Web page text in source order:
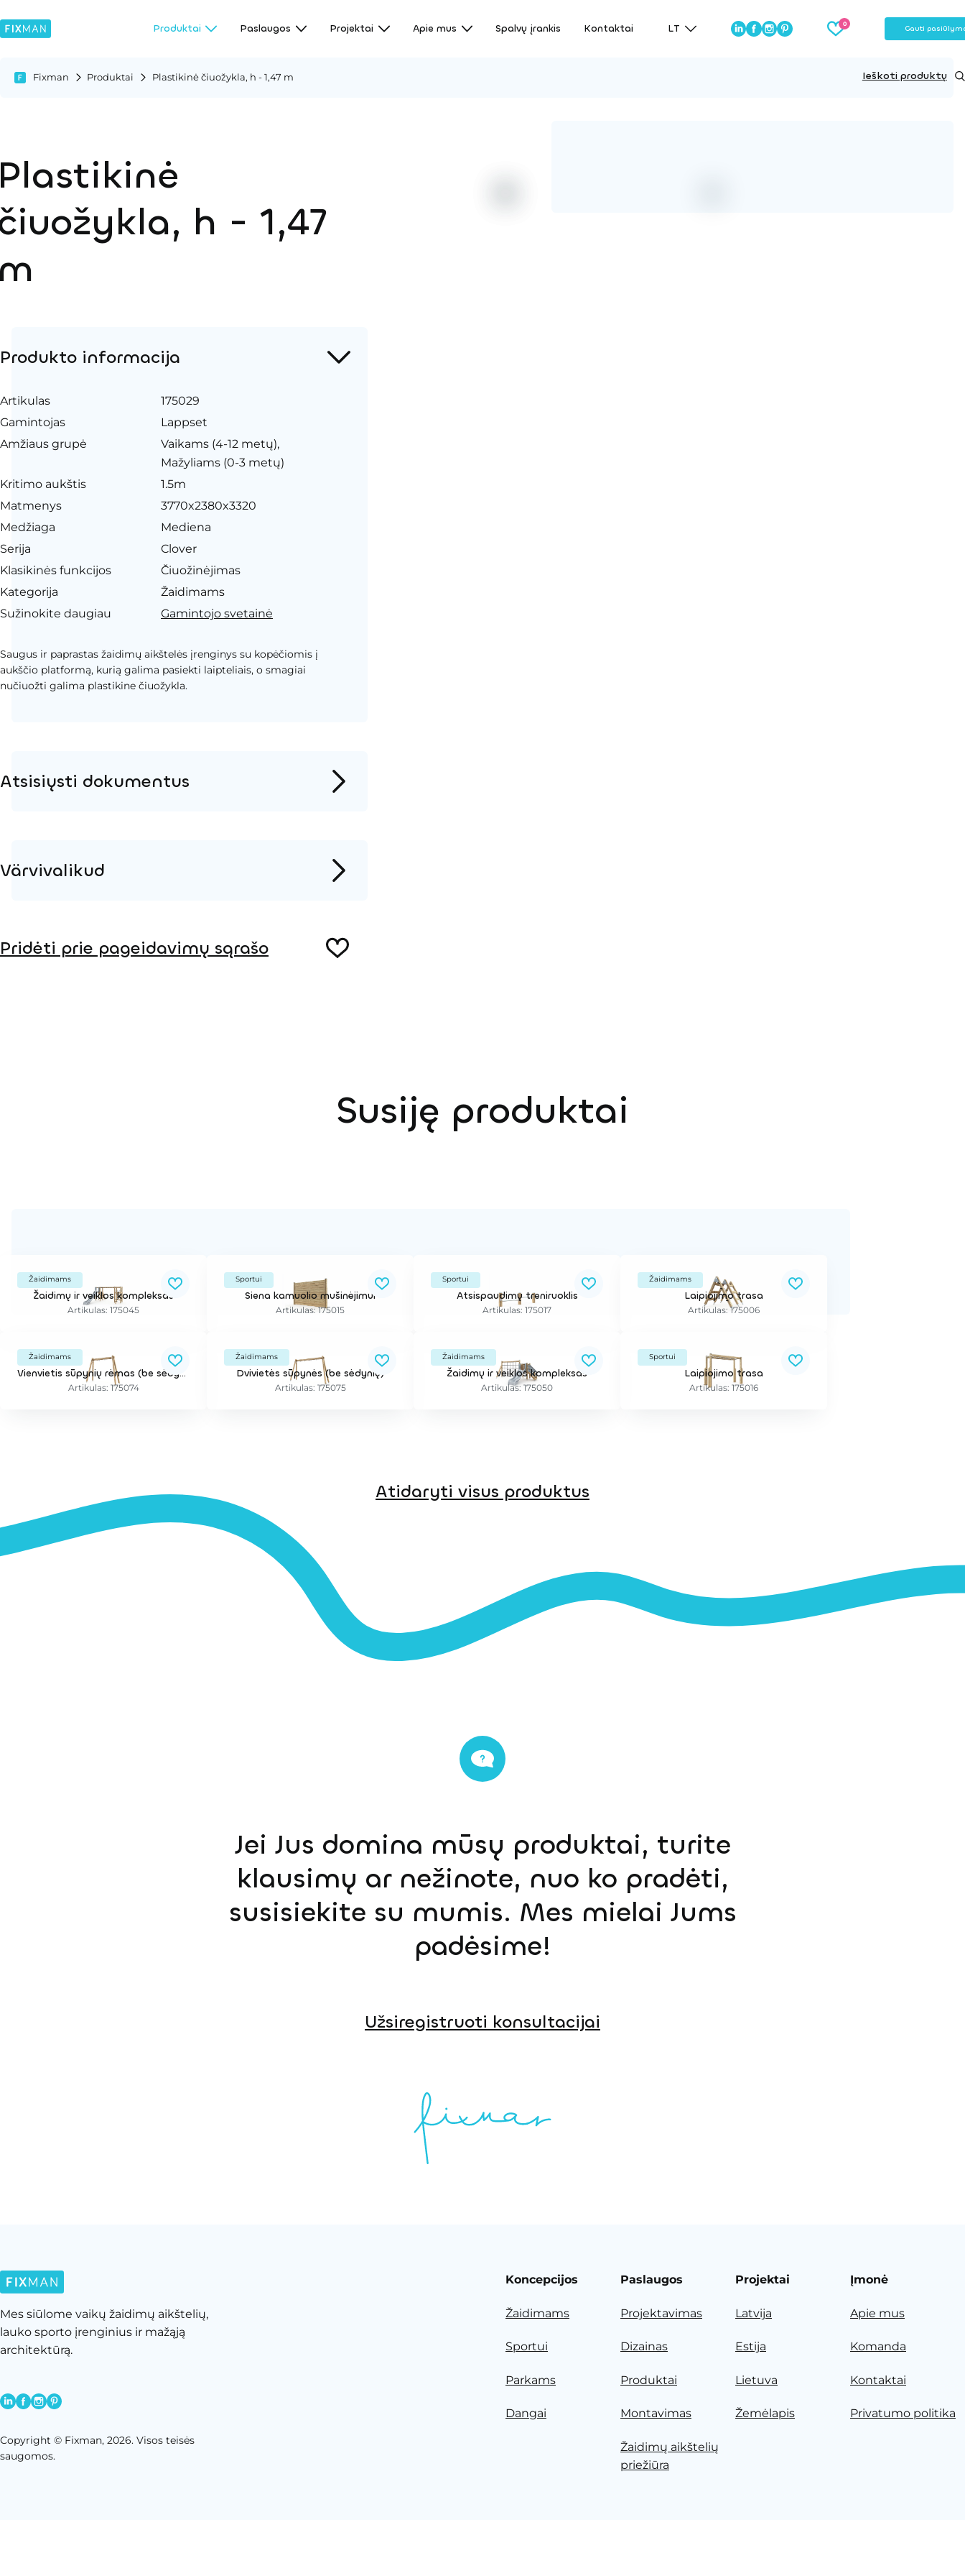
Produktai Paslaugos Projektai Apie mus Spalvų įrankis Kontaktai LT Gauti
Fixman Produktai Plastikinė čiuožykla, h - 1,47 m Ieškoti produktų
h - 1,47
Produkto informacija
Artikulas
175029
Gamintojas
Lappset
Amžiaus grupė
Vaikams (4-12 metų),
Mažyliams (0-3 metų)
Kritimo aukštis
1.5m
Matmenys
3770x2380x3320
Medžiaga
Mediena
Serija
Clover
Klasikinės funkcijos
Čiuožinėjimas
Kategorija
Žaidimams
Sužinokite daugiau
Gamintojo svetainė
Saugus ir paprastas žaidimų aikštelės įrenginys su kopėčiomis į
aukščio platformą, kurią galima pasiekti laipteliais, o smagiai
nučiuožti galima plastikine čiuožykla.
Atsisiųsti dokumentus
2D DWG – Šoninis vaizdas
Värvivalikud
Pridėti prie pageidavimų sąrašo
Susiję produktai
Žaidimams
Žaidimų ir veiklos kompleksas
Artikulas: 175045
Sportui
Siena kamuolio mušinėjimui
Artikulas: 175015
Sportui
Atsispaudimų treniruoklis
Artikulas: 175017
Žaidimams
Laipiojimo trasa
Artikulas: 175006
Žaidimams
Vienvietis sūpynių rėmas (be sėdynės)
Artikulas: 175074
Žaidimams
Dvivietės sūpynės (be sėdynių)
Artikulas: 175075
Žaidimams
Žaidimų ir veiklos kompleksas
Artikulas: 175050
Sportui
Laipiojimo trasa
Artikulas: 175016
Atidaryti visus produktus
Jei Jus domina mūsų produktai, turite
klausimų ar nežinote, nuo ko pradėti,
susisiekite su mumis. Mes mielai Jums
padėsime!
Užsiregistruoti konsultacijai
Mes siūlome vaikų žaidimų aikštelių,
lauko sporto įrenginius ir mažąją
architektūrą.
Copyright © Fixman, 2026. Visos teisės
saugomos.
Koncepcijos
Žaidimams
Sportui
Parkams
Dangai
Paslaugos
Projektavimas
Dizainas
Produktai
Montavimas
Žaidimų aikštelių
priežiūra
Projektai
Latvija
Estija
Lietuva
Žemėlapis
Įmonė
Apie mus
Komanda
Kontaktai
Privatumo politika